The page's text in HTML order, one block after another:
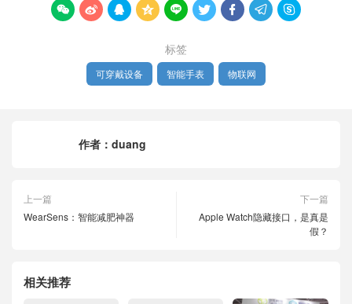
        
标签
可穿戴设备 智能手表 物联网
作者： duang
上一篇
WearSens：智能减肥神器
下一篇
Apple Watch隐藏接口，是真是
假？
相关推荐